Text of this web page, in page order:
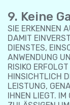
9. Keine
SIE ERKENNEN
DAMIT
DIENSTES,
ANWENDUNG
RISIKO
HINSICHTLICH
LEISTUNG,
IHNEN LIEGT.